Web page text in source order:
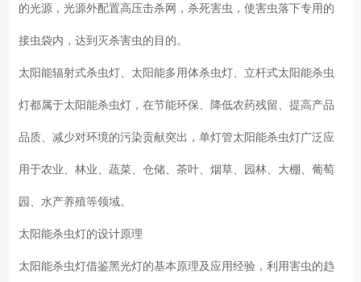
的光源，光源外配置高压击杀网，杀死害虫，使害虫落下专用的
接虫袋内，达到灭杀害虫的目的。
太阳能辐射式杀虫灯、太阳能多用体杀虫灯、立杆式太阳能杀虫
灯都属于太阳能杀虫灯，在节能环保、降低农药残留、提高产品
品质、减少对环境的污染贡献突出，单灯管太阳能杀虫灯广泛应
用于农业、林业、蔬菜、仓储、茶叶、烟草、园林、大棚、葡萄
园、水产养殖等领域。
太阳能杀虫灯的设计原理
太阳能杀虫灯借鉴黑光灯的基本原理及应用经验，利用害虫的趋